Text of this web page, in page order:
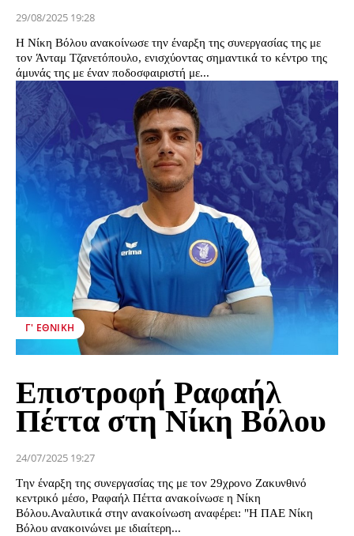
29/08/2025 19:28
Η Νίκη Βόλου ανακοίνωσε την έναρξη της συνεργασίας της με
τον Άνταμ Τζανετόπουλο, ενισχύοντας σημαντικά το κέντρο της
άμυνάς της με έναν ποδοσφαιριστή με...
Γ' ΕΘΝΙΚΉ
Επιστροφή Ραφαήλ
Πέττα στη Νίκη Βόλου
24/07/2025 19:27
Tην έναρξη της συνεργασίας της με τον 29χρονο Ζακυνθινό
κεντρικό μέσο, Ραφαήλ Πέττα ανακοίνωσε η Νίκη
Βόλου.Αναλυτικά στην ανακοίνωση αναφέρει: "Η ΠΑΕ Νίκη
Βόλου ανακοινώνει με ιδιαίτερη...